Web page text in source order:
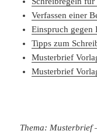
Verfassen einer
Einspruch gegen
Tipps zum
Musterbrief
Musterbrief
Thema: Musterbrief